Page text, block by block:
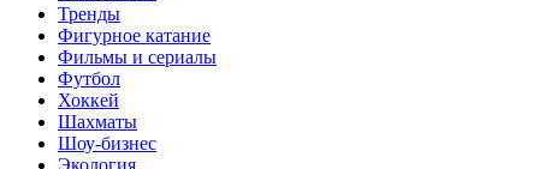
Тренды
Фигурное катание
Фильмы и сериалы
Футбол
Хоккей
Шахматы
Шоу-бизнес
Экология